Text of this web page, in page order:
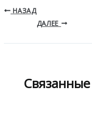
НАЗАД
ДАЛЕЕ